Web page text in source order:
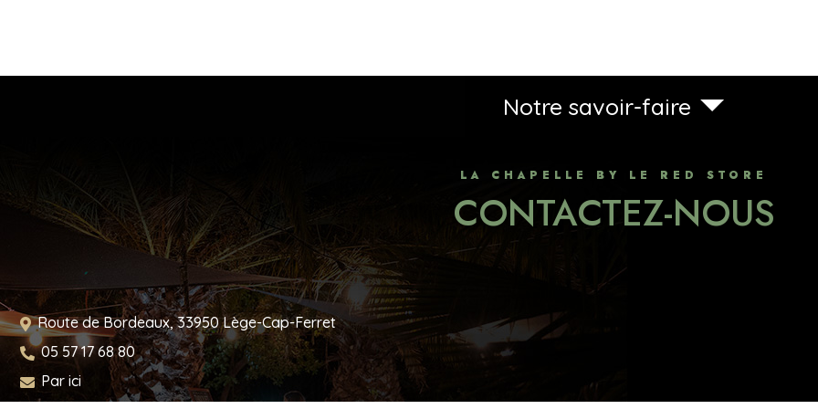
Notre savoir-faire
LA CHAPELLE BY LE RED STORE
CONTACTEZ-NOUS
Route de Bordeaux, 33950 Lège-Cap-Ferret
05 57 17 68 80
Par ici